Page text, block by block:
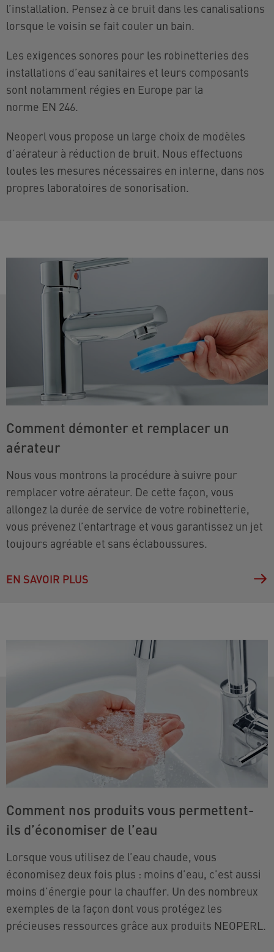
l’installation. Pensez à ce bruit dans les canalisations
lorsque le voisin se fait couler un bain.
Les exigences sonores pour les robinetteries des
installations d’eau sanitaires et leurs composants
sont notamment régies en Europe par la
norme EN 246.
Neoperl vous propose un large choix de modèles
d’aérateur à réduction de bruit. Nous effectuons
toutes les mesures nécessaires en interne, dans nos
propres laboratoires de sonorisation.
Comment démonter et remplacer un
aérateur
Nous vous montrons la procédure à suivre pour
remplacer votre aérateur. De cette façon, vous
allongez la durée de service de votre robinetterie,
vous prévenez l’entartrage et vous garantissez un jet
toujours agréable et sans éclaboussures.
EN SAVOIR PLUS
Comment nos produits vous permettent-
ils d’économiser de l’eau
Lorsque vous utilisez de l’eau chaude, vous
économisez deux fois plus : moins d’eau, c’est aussi
moins d’énergie pour la chauffer. Un des nombreux
exemples de la façon dont vous protégez les
précieuses ressources grâce aux produits NEOPERL.